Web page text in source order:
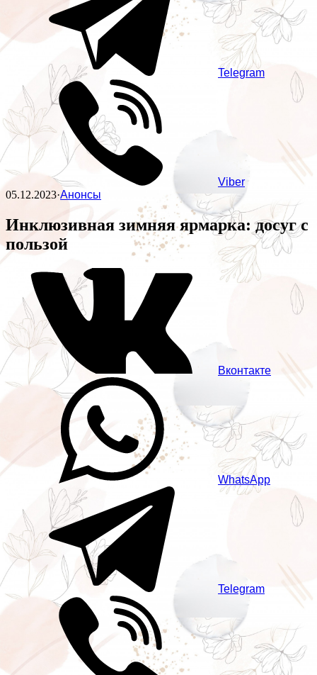
Telegram
Viber
05.12.2023·Анонсы
Инклюзивная зимняя ярмарка: досуг с
пользой
Вконтакте
WhatsApp
Telegram